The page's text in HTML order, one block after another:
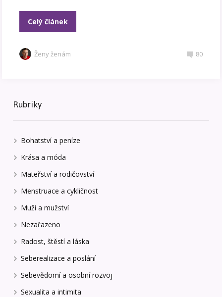
Celý článek
Ženy ženám 80
Rubriky
Bohatství a peníze
Krása a móda
Mateřství a rodičovství
Menstruace a cykličnost
Muži a mužství
Nezařazeno
Radost, štěstí a láska
Seberealizace a poslání
Sebevědomí a osobní rozvoj
Sexualita a intimita